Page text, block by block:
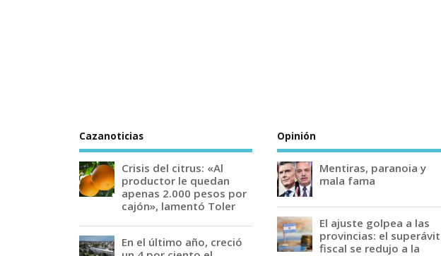
Cazanoticias
Crisis del citrus: «Al
productor le quedan
apenas 2.000 pesos por
cajón», lamentó Toler
En el último año, creció
Opinión
Mentiras, paranoia y
mala fama
El ajuste golpea a las
provincias: el superávit
fiscal se redujo a la